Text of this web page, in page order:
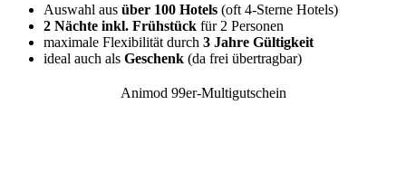
Auswahl aus über 100 Hotels (oft 4-Sterne Hotels)
2 Nächte inkl. Frühstück für 2 Personen
maximale Flexibilität durch 3 Jahre Gültigkeit
ideal auch als Geschenk (da frei übertragbar)
Animod 99er-Multigutschein